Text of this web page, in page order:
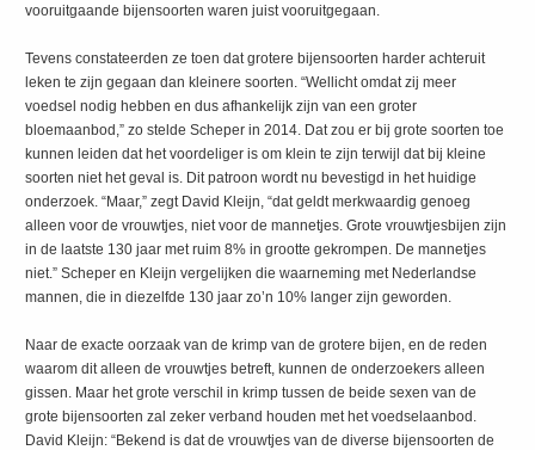
vooruitgaande bijensoorten waren juist vooruitgegaan.
Tevens constateerden ze toen dat grotere bijensoorten harder achteruit
leken te zijn gegaan dan kleinere soorten. “Wellicht omdat zij meer
voedsel nodig hebben en dus afhankelijk zijn van een groter
bloemaanbod,” zo stelde Scheper in 2014. Dat zou er bij grote soorten toe
kunnen leiden dat het voordeliger is om klein te zijn terwijl dat bij kleine
soorten niet het geval is. Dit patroon wordt nu bevestigd in het huidige
onderzoek. “Maar,” zegt David Kleijn, “dat geldt merkwaardig genoeg
alleen voor de vrouwtjes, niet voor de mannetjes. Grote vrouwtjesbijen zijn
in de laatste 130 jaar met ruim 8% in grootte gekrompen. De mannetjes
niet.” Scheper en Kleijn vergelijken die waarneming met Nederlandse
mannen, die in diezelfde 130 jaar zo’n 10% langer zijn geworden.
Naar de exacte oorzaak van de krimp van de grotere bijen, en de reden
waarom dit alleen de vrouwtjes betreft, kunnen de onderzoekers alleen
gissen. Maar het grote verschil in krimp tussen de beide sexen van de
grote bijensoorten zal zeker verband houden met het voedselaanbod.
David Kleijn: “Bekend is dat de vrouwtjes van de diverse bijensoorten de